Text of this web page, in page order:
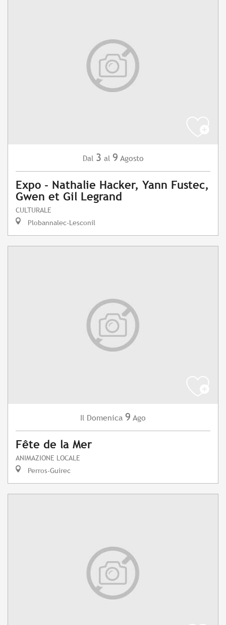
Dal 3 al 9 Agosto
Expo - Nathalie Hacker, Yann Fustec,
Gwen et Gil Legrand
CULTURALE
Plobannalec-Lesconil
Il Domenica 9 Ago
Fête de la Mer
ANIMAZIONE LOCALE
Perros-Guirec